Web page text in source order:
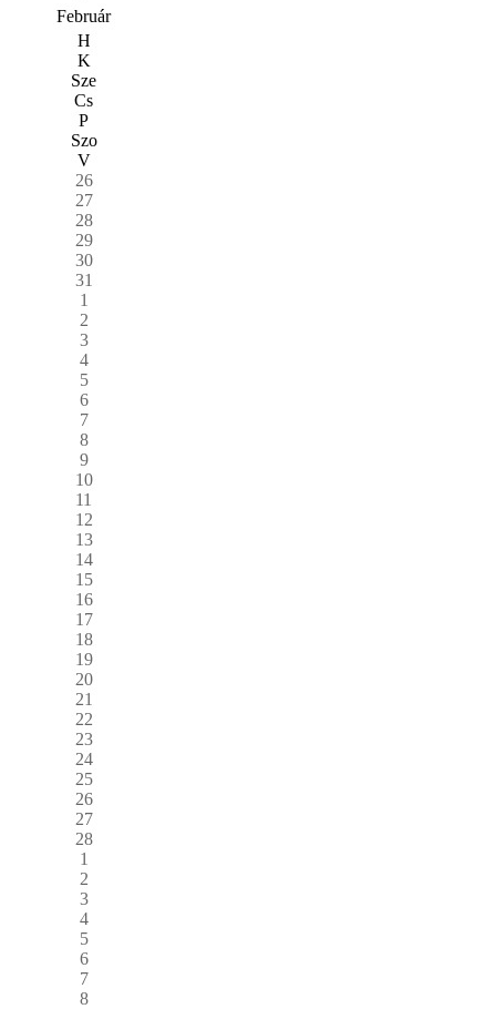
Február
H
K
Sze
Cs
P
Szo
V
26
27
28
29
30
31
1
2
3
4
5
6
7
8
9
10
11
12
13
14
15
16
17
18
19
20
21
22
23
24
25
26
27
28
1
2
3
4
5
6
7
8